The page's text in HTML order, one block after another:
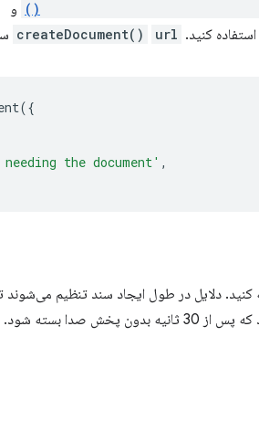
و
استفاده کنید. createDocument() url
({
the document' ,
کنید. دلایل در طول ایجاد سند تنظیم می‌شوند
سند را طوری تنظیم می‌کند که پس از 30 ثانیه